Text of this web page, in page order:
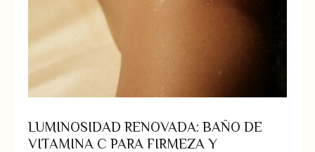
LUMINOSIDAD RENOVADA: BAÑO DE
VITAMINA C PARA FIRMEZA Y